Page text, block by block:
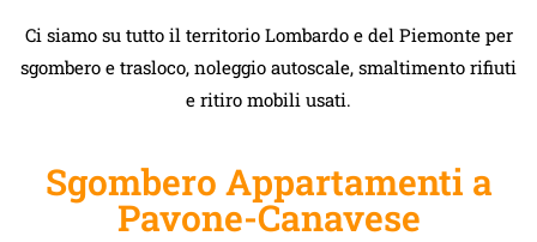
Ci siamo su tutto il territorio Lombardo e del Piemonte per
sgombero e trasloco, noleggio autoscale, smaltimento rifiuti
e ritiro mobili usati.
Sgombero Appartamenti a
Pavone-Canavese